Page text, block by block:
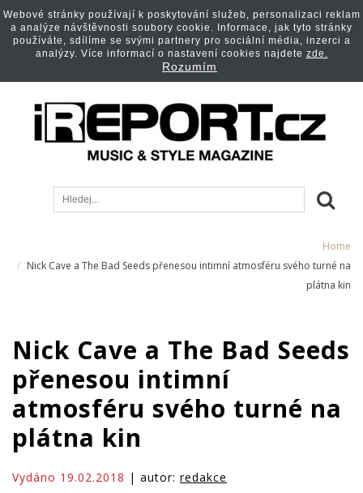
Home
Nick Cave a The Bad Seeds přenesou intimní atmosféru svého turné na
plátna kin
Nick Cave a The Bad Seeds
přenesou intimní
atmosféru svého turné na
plátna kin
Vydáno 19.02.2018 | autor: redakce
Webové stránky používají k poskytování služeb, personalizaci reklam
a analýze návštěvnosti soubory cookie. Informace, jak tyto stránky
používáte, sdílíme se svými partnery pro sociální média, inzerci a
analýzy. Více informací o nastavení cookies najdete zde.
Rozumím